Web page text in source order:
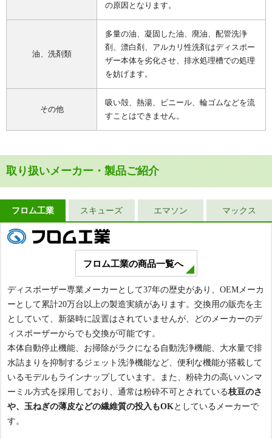
の原因となります。
油、洗剤類
多量の油、凝固した油、廃油、配管洗浄
剤、漂白剤、アルカリ性洗剤はディスポー
ザー本体を劣化させ、排水処理槽での処理
を妨げます。
その他
吸い殻、熱湯、ビニール、輪ゴムなどを流
すことはできません。
取り扱いメーカー・製品ご紹介
フロム工業
フロム工業の商品一覧へ
ディスポーザー専業メーカーとして37年の歴史があり、OEMメーカ
ーとして累計20万台以上の製造実績があります。交換用の販売を主
としていて、新築時に設置はされていませんが、どのメーカーのデ
ィスポーザーからでも交換が可能です。
本体自動停止機能、お掃除がラクになる自動洗浄機能、大水量で排
水詰まりを抑制するジェット洗浄機能など、便利な機能が搭載して
いるモデルもラインナップしています。また、粉砕力の高いハンマ
ーミル方式を採用しており、通常は粉砕不可とされている枝豆のさ
や、玉ねぎの薄皮などの繊維質の投入もOKとしているメーカーで
す。
スキューズ エマソン マックス